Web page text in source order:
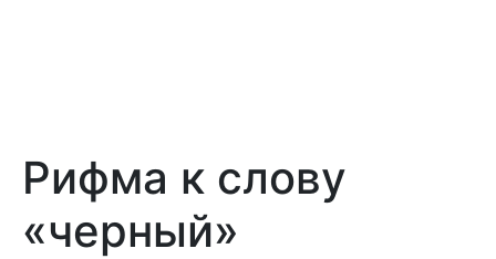
Рифма к слову
«черный»